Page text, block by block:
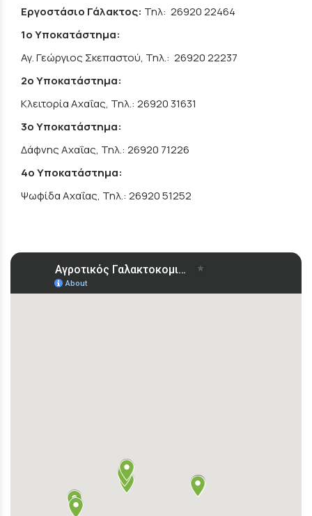
Εργοστάσιο Γάλακτος: Τηλ: 26920 22464
1o Υποκατάστημα:
Αγ. Γεώργιος Σκεπαστού, Τηλ.: 26920 22237
2o Υποκατάστημα:
Κλειτορία Αχαΐας, Τηλ.: 26920 31631
3o Υποκατάστημα:
Δάφνης Αχαΐας, Τηλ.: 26920 71226
4o Υποκατάστημα:
Ψωφίδα Αχαΐας, Τηλ.: 26920 51252